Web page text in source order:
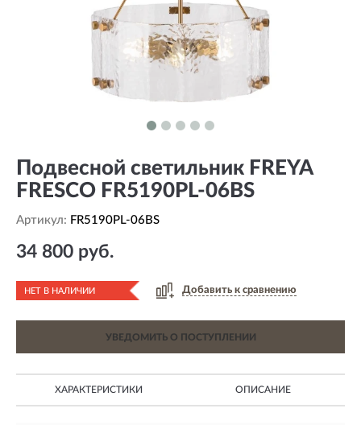
Подвесной светильник FREYA
FRESCO FR5190PL-06BS
Артикул: FR5190PL-06BS
34 800 руб.
НЕТ В НАЛИЧИИ Добавить к сравнению
УВЕДОМИТЬ О ПОСТУПЛЕНИИ
ХАРАКТЕРИСТИКИ ОПИСАНИЕ